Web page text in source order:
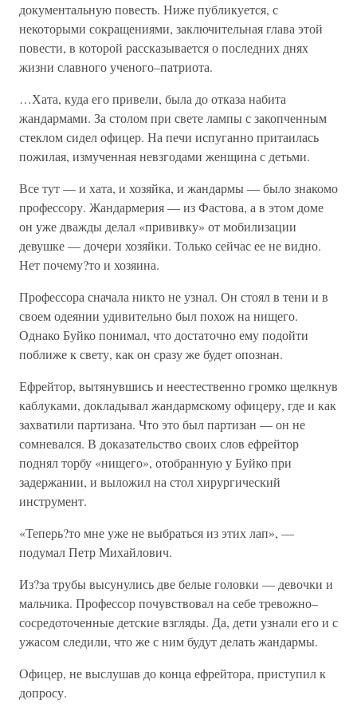
документальную повесть. Ниже публикуется, с
некоторыми сокращениями, заключительная глава этой
повести, в которой рассказывается о последних днях
жизни славного ученого–патриота.
…Хата, куда его привели, была до отказа набита
жандармами. За столом при свете лампы с закопченным
стеклом сидел офицер. На печи испуганно притаилась
пожилая, измученная невзгодами женщина с детьми.
Все тут — и хата, и хозяйка, и жандармы — было знакомо
профессору. Жандармерия — из Фастова, а в этом доме
он уже дважды делал «прививку» от мобилизации
девушке — дочери хозяйки. Только сейчас ее не видно.
Нет почему?то и хозяина.
Профессора сначала никто не узнал. Он стоял в тени и в
своем одеянии удивительно был похож на нищего.
Однако Буйко понимал, что достаточно ему подойти
поближе к свету, как он сразу же будет опознан.
Ефрейтор, вытянувшись и неестественно громко щелкнув
каблуками, докладывал жандармскому офицеру, где и как
захватили партизана. Что это был партизан — он не
сомневался. В доказательство своих слов ефрейтор
поднял торбу «нищего», отобранную у Буйко при
задержании, и выложил на стол хирургический
инструмент.
«Теперь?то мне уже не выбраться из этих лап», —
подумал Петр Михайлович.
Из?за трубы высунулись две белые головки — девочки и
мальчика. Профессор почувствовал на себе тревожно–
сосредоточенные детские взгляды. Да, дети узнали его и с
ужасом следили, что же с ним будут делать жандармы.
Офицер, не выслушав до конца ефрейтора, приступил к
допросу.